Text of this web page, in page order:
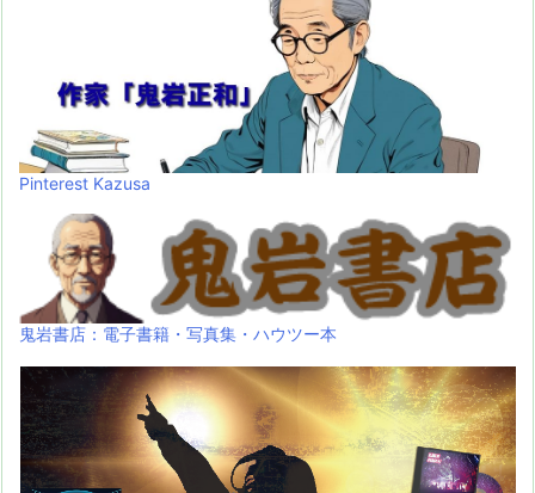
Pinterest Kazusa
鬼岩書店：電子書籍・写真集・ハウツー本